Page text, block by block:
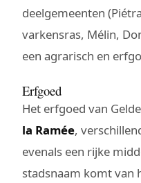
deelgemeenten
varkensras, Mélin,
een agrarisch en
Erfgoed
Het erfgoed van
la Ramée,
evenals een rijke
stadsnaam komt van